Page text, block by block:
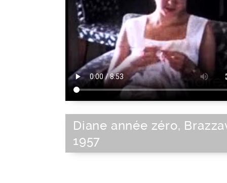
Diane année zéro,
1957